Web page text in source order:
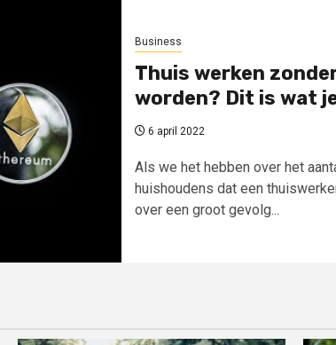
Business
Thuis werken
worden? Dit is wat
6 april 2022
Als we het hebben over het
huishoudens dat een
over een groot gevolg...